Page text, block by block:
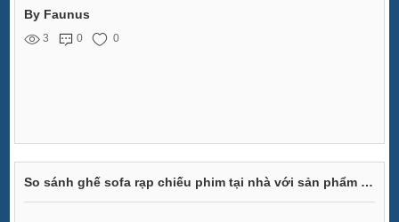
By Faunus
3 0 0
So sánh ghế sofa rạp chiếu phim tại nhà với sản phẩm khác